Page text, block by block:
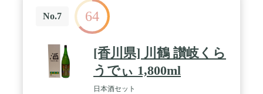
No.7 64
[香川県] 川鶴 讃岐くら
うでぃ 1,800ml
日本酒セット